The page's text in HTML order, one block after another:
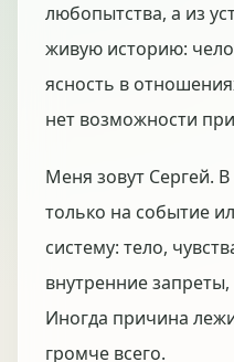
любопытства, а из
живую историю:
ясность в
нет возможности
Меня зовут Сергей.
только на событие
систему: тело,
внутренние
Иногда причина
громче всего.